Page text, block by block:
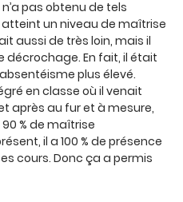
pas obtenu de tels
atteint un niveau de maîtrise
aussi de très loin, mais il
En fait, il était
plus élevé.
en classe où il venait
après au fur et à mesure,
% de maîtrise
il a 100 % de présence
cours. Donc ça a permis